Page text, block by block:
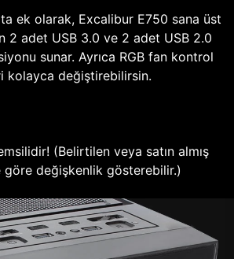
ek olarak, Excalibur E750 sana üst
2 adet USB 3.0 ve 2 adet USB 2.0
sunar. Ayrıca RGB fan kontrol
kolayca değiştirebilirsin.
(Belirtilen veya satın almış
değişkenlik gösterebilir.)